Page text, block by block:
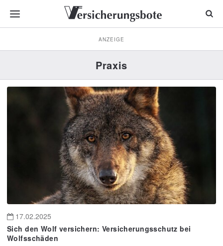
ANZEIGE
Praxis
17.02.2025
Sich den Wolf versichern: Versicherungsschutz bei
Wolfsschäden